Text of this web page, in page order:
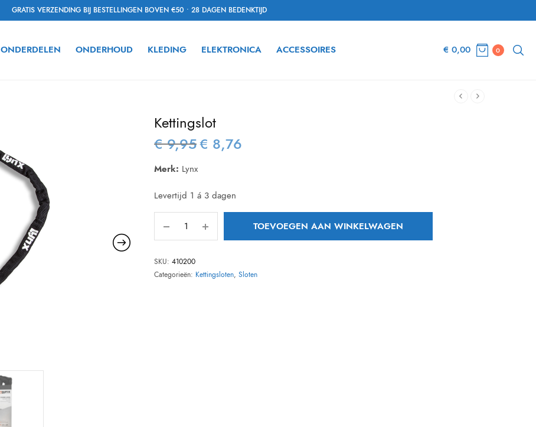
GRATIS VERZENDING BIJ BESTELLINGEN BOVEN €50 • 28 DAGEN BEDENKTIJD
ONDERDELEN ONDERHOUD KLEDING ELEKTRONICA ACCESSOIRES € 0,00 0
Kettingslot
€9,95 Oorspronkelijke
€ 8,76
Merk: Lynx
Levertijd 1 á 3 dagen
TOEVOEGEN AAN WINKELWAGEN
SKU: 410200
Categorieën: Kettingsloten, Sloten